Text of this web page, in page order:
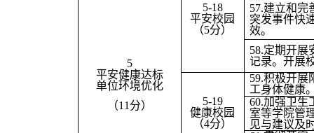
5
平安健康达标
单位环境优化
（11分）
5-18
平安校园
（5分）
57.建立和完
突发事件快
效。
58.定期开展
记录。开展
5-19
健康校园
（4分）
59.积极开展
工身体健康
60.加强卫生
室等学院管
见与建议及